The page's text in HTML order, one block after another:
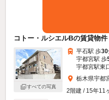
コトー・ルシエルBの賃貸物件
すべての写真
平石駅 歩30
宇都宮駅 歩
宇都宮駅東
栃木県宇都
2階建 / 15年11